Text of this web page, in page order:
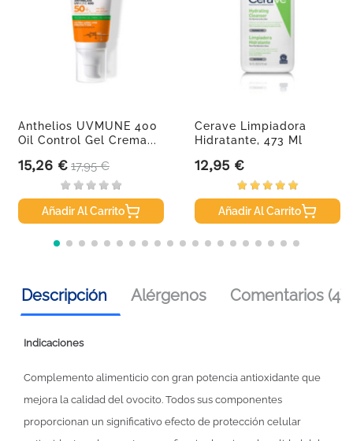
Anthelios UVMUNE 400
Oil Control Gel Crema...
Precio
15,26 € Precio base
17,95 €
Añadir Al Carrito
Cerave Limpiadora
Hidratante, 473 Ml
Precio
12,95 €
Añadir Al Carrito
Descripción Alérgenos Comentarios (4)
Indicaciones
Complemento alimenticio con gran potencia antioxidante que
mejora la calidad del ovocito. Todos sus componentes
proporcionan un significativo efecto de protección celular